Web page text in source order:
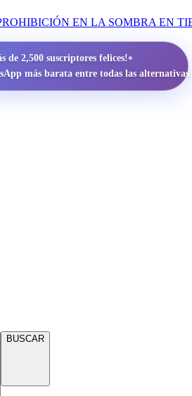
EN LA SOMBRA EN
de 2,500 suscriptores felices!•
más barata entre todas las alternativas.
BUSCAR